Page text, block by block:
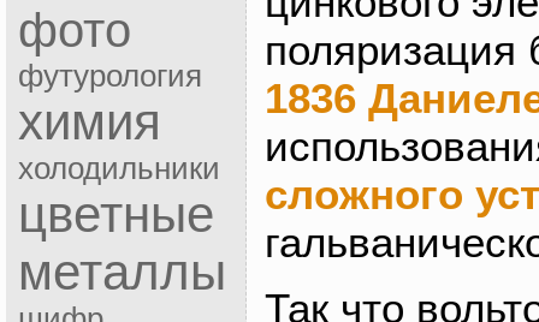
фото
футурология
химия
холодильники
цветные
металлы
1836
сложного
Так что